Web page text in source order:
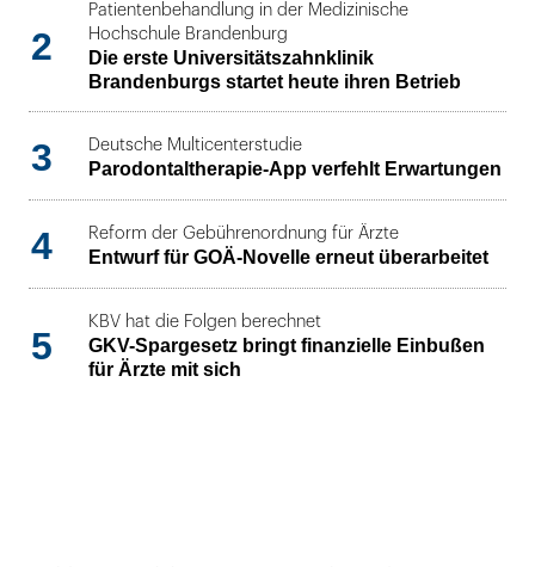
2
Patientenbehandlung in der Medizinische
Hochschule Brandenburg
Die erste Universitätszahnklinik
Brandenburgs startet heute ihren Betrieb
3 Deutsche Multicenterstudie
Parodontaltherapie-App verfehlt Erwartungen
4 Reform der Gebührenordnung für Ärzte
Entwurf für GOÄ-Novelle erneut überarbeitet
5
KBV hat die Folgen berechnet
GKV-Spargesetz bringt finanzielle Einbußen
für Ärzte mit sich